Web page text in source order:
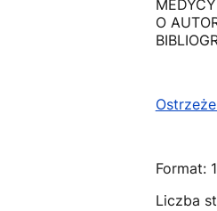
O
Format:
Liczba